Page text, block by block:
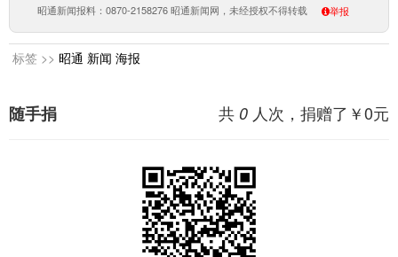
昭通新闻报料：0870-2158276 昭通新闻网，未经授权不得转载 举报
标签 >> 昭通 新闻 海报
共 0 人次，捐赠了￥0元
随手捐